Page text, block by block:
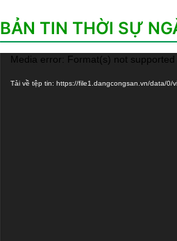
BẢN TIN THỜI SỰ
Trình
chơi
Media error: Format(s) not
Tải về tệp tin: https://file1.dangcongsan.vn/data/